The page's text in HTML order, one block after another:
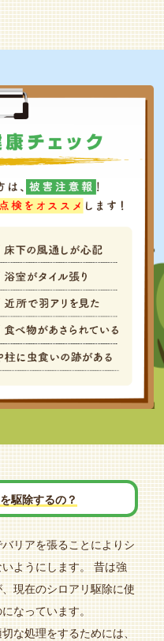
を駆除するの？
リアを張ることによりシ
ようにします。昔は強
現在のシロアリ駆除に使
なっています。
な処理をするためには、